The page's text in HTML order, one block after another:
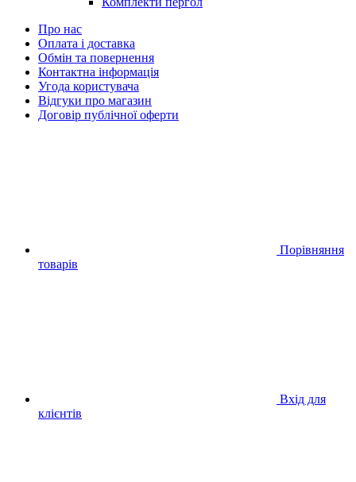
Про нас
Оплата і доставка
Обмін та повернення
Контактна інформація
Угода користувача
Відгуки про магазин
Договір публічної оферти
Порівняння
товарів
Вхід для
клієнтів